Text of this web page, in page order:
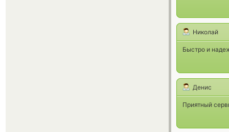
Николай
Быстро и
Денис
Приятный